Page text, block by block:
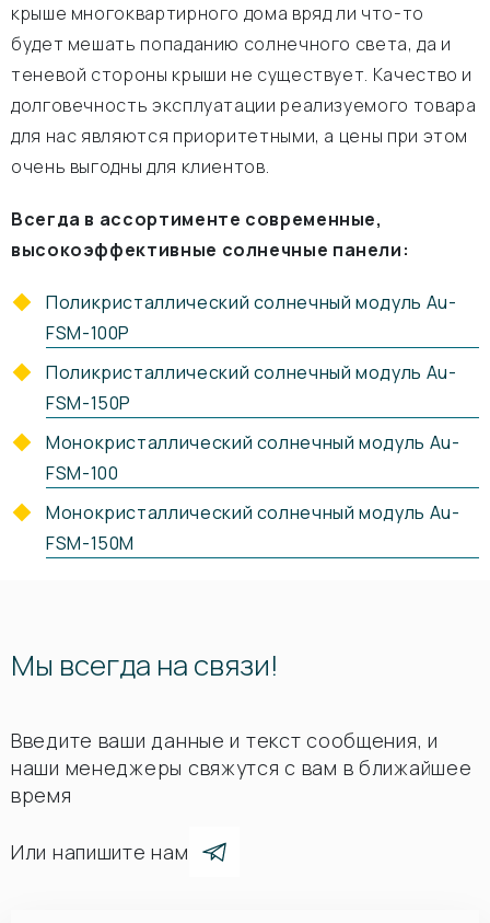
крыше многоквартирного дома вряд ли что-то
будет мешать попаданию солнечного света, да и
теневой стороны крыши не существует. Качество и
долговечность эксплуатации реализуемого товара
для нас являются приоритетными, а цены при этом
очень выгодны для клиентов.
Всегда в ассортименте современные,
высокоэффективные солнечные панели:
Поликристаллический солнечный модуль Au-
FSM-100P
Поликристаллический солнечный модуль Au-
FSM-150P
Монокристаллический солнечный модуль Au-
FSM-100
Монокристаллический солнечный модуль Au-
FSM-150M
Мы всегда на связи!
Введите ваши данные и текст сообщения, и
наши менеджеры свяжутся с вам в ближайшее
время
Или напишите нам